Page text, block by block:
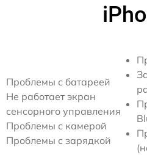
Проблемы с батареей
Не работает экран
сенсорного управления
Проблемы с камерой
Проблемы с зарядкой